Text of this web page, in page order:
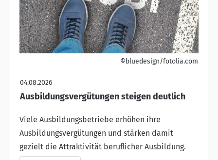
©bluedesign/fotolia.com
04.08.2026
Ausbildungsvergütungen steigen deutlich
Viele Ausbildungsbetriebe erhöhen ihre
Ausbildungsvergütungen und stärken damit
gezielt die Attraktivität beruflicher Ausbildung.